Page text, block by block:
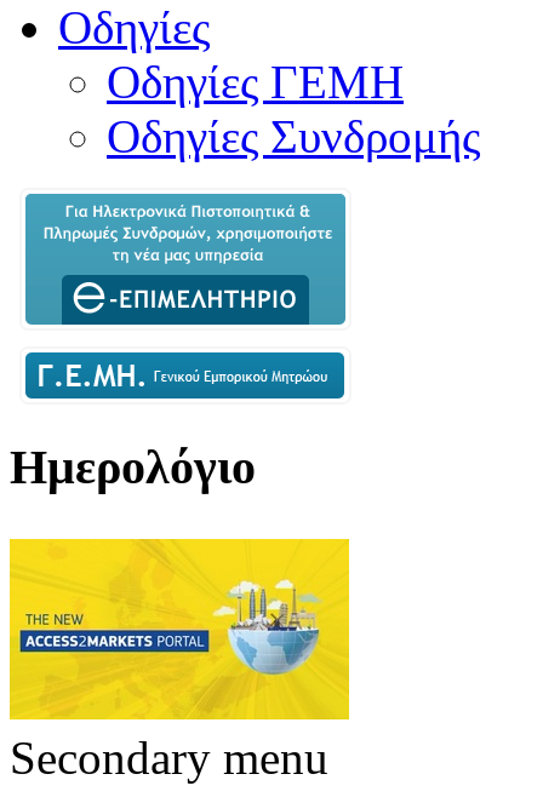
Οδηγίες
Οδηγίες ΓΕΜΗ
Οδηγίες Συνδρομής
Ημερολόγιο
Secondary menu